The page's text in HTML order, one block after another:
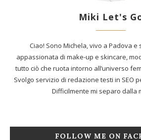
Miki Let's
Ciao! Sono Michela, vivo a Padova
appassionata di make-up e skincare,
tutto ciò che ruota intorno all’universo
Svolgo servizio di redazione testi in SEO
Difficilmente mi separo dalla
FOLLOW ME ON